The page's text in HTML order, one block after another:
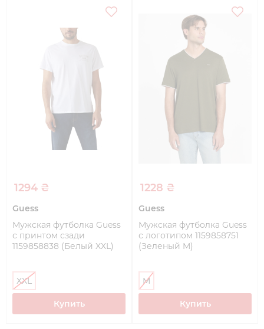
1294 ₴
Guess
Мужская футболка Guess
с принтом сзади
1159858838 (Белый XXL)
XXL
Купить
1228 ₴
Guess
Мужская футболка Guess
с логотипом 1159858751
(Зеленый M)
M
Купить